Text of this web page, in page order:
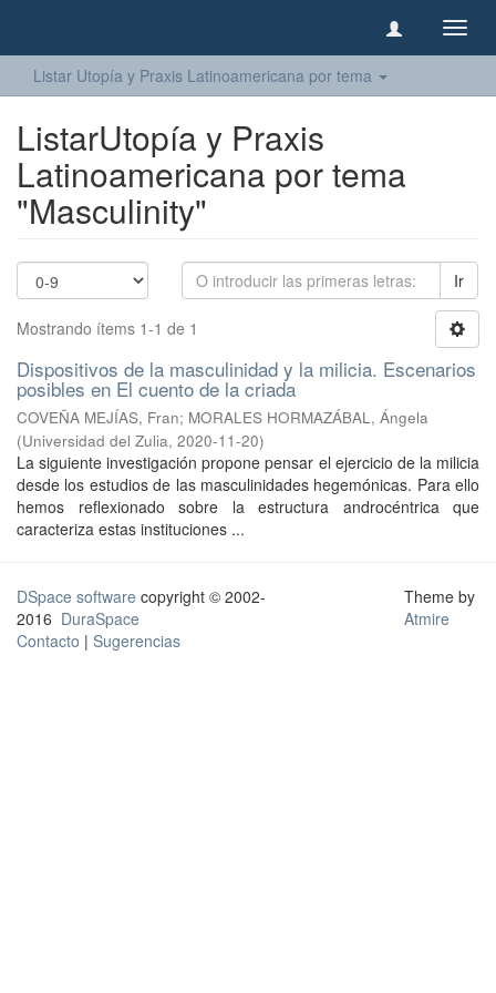
Listar Utopía y Praxis Latinoamericana por tema
ListarUtopía y Praxis
Latinoamericana por tema
"Masculinity"
Ir
Mostrando ítems 1-1 de 1
Dispositivos de la masculinidad y la milicia. Escenarios
posibles en El cuento de la criada
COVEÑA MEJÍAS, Fran; MORALES HORMAZÁBAL, Ángela
(Universidad del Zulia, 2020-11-20)
La siguiente investigación propone pensar el ejercicio de la milicia
desde los estudios de las masculinidades hegemónicas. Para ello
hemos reflexionado sobre la estructura androcéntrica que
caracteriza estas instituciones ...
DSpace software copyright © 2002-
2016 DuraSpace
Contacto | Sugerencias
Theme by
Atmire